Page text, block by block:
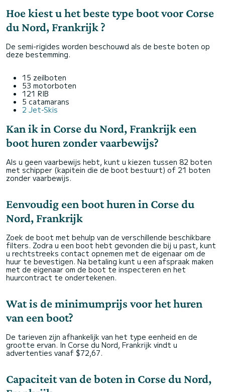
Hoe kiest u het beste type boot voor Corse
du Nord, Frankrijk ?
De semi-rigides worden beschouwd als de beste boten op
deze bestemming.
15 zeilboten
53 motorboten
121 RIB
5 catamarans
2 Jet-Skis
Kan ik in Corse du Nord, Frankrijk een
boot huren zonder vaarbewijs?
Als u geen vaarbewijs hebt, kunt u kiezen tussen 82 boten
met schipper (kapitein die de boot bestuurt) of 21 boten
zonder vaarbewijs.
Eenvoudig een boot huren in Corse du
Nord, Frankrijk
Zoek de boot met behulp van de verschillende beschikbare
filters. Zodra u een boot hebt gevonden die bij u past, kunt
u rechtstreeks contact opnemen met de eigenaar om de
huur te bevestigen. Na betaling kunt u een afspraak maken
met de eigenaar om de boot te inspecteren en het
huurcontract te ondertekenen.
Wat is de minimumprijs voor het huren
van een boot?
De tarieven zijn afhankelijk van het type eenheid en de
grootte ervan. In Corse du Nord, Frankrijk vindt u
advertenties vanaf $72,67.
Capaciteit van de boten in Corse du Nord,